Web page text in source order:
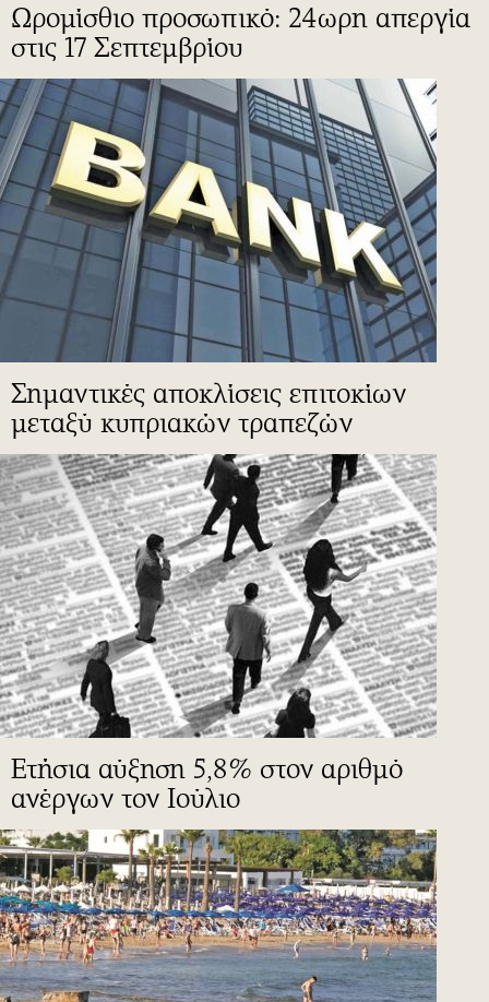
Ωρομίσθιο προσωπικό: 24ωρη απεργία
στις 17 Σεπτεμβρίου
Σημαντικές αποκλίσεις επιτοκίων
μεταξύ κυπριακών τραπεζών
Ετήσια αύξηση 5,8% στον αριθμό
ανέργων τον Ιούλιο